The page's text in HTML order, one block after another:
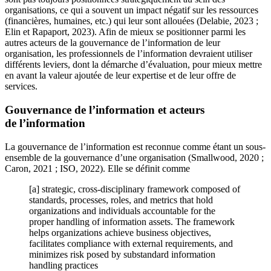
organisations, ce qui a souvent un impact négatif sur les ressources
(financières, humaines, etc.) qui leur sont allouées (Delabie, 2023 ;
Elin et Rapaport, 2023). Afin de mieux se positionner parmi les
autres acteurs de la gouvernance de l’information de leur
organisation, les professionnels de l’information devraient utiliser
différents leviers, dont la démarche d’évaluation, pour mieux mettre
en avant la valeur ajoutée de leur expertise et de leur offre de
services.
Gouvernance de l’information et acteurs
de l’information
La gouvernance de l’information est reconnue comme étant un sous-
ensemble de la gouvernance d’une organisation (Smallwood, 2020 ;
Caron, 2021 ; ISO, 2022). Elle se définit comme
[a] strategic, cross-disciplinary framework composed of
standards, processes, roles, and metrics that hold
organizations and individuals accountable for the
proper handling of information assets. The framework
helps organizations achieve business objectives,
facilitates compliance with external requirements, and
minimizes risk posed by substandard information
handling practices